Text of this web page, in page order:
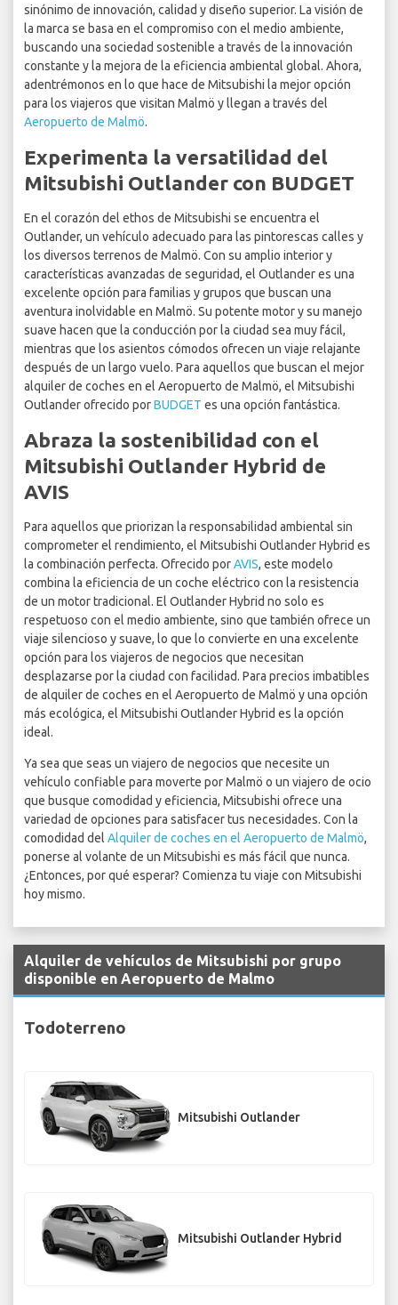
sinónimo de innovación, calidad y diseño superior. La visión de
la marca se basa en el compromiso con el medio ambiente,
buscando una sociedad sostenible a través de la innovación
constante y la mejora de la eficiencia ambiental global. Ahora,
adentrémonos en lo que hace de Mitsubishi la mejor opción
para los viajeros que visitan Malmö y llegan a través del
Aeropuerto de Malmö.
Experimenta la versatilidad del
Mitsubishi Outlander con BUDGET
En el corazón del ethos de Mitsubishi se encuentra el
Outlander, un vehículo adecuado para las pintorescas calles y
los diversos terrenos de Malmö. Con su amplio interior y
características avanzadas de seguridad, el Outlander es una
excelente opción para familias y grupos que buscan una
aventura inolvidable en Malmö. Su potente motor y su manejo
suave hacen que la conducción por la ciudad sea muy fácil,
mientras que los asientos cómodos ofrecen un viaje relajante
después de un largo vuelo. Para aquellos que buscan el mejor
alquiler de coches en el Aeropuerto de Malmö, el Mitsubishi
Outlander ofrecido porBUDGET es una opción fantástica.
Abraza la sostenibilidad con el
Mitsubishi Outlander Hybrid de
AVIS
Para aquellos que priorizan la responsabilidad ambiental sin
comprometer el rendimiento, el Mitsubishi Outlander Hybrid es
la combinación perfecta. Ofrecido porAVIS, este modelo
combina la eficiencia de un coche eléctrico con la resistencia
de un motor tradicional. El Outlander Hybrid no solo es
respetuoso con el medio ambiente, sino que también ofrece un
viaje silencioso y suave, lo que lo convierte en una excelente
opción para los viajeros de negocios que necesitan
desplazarse por la ciudad con facilidad. Para precios imbatibles
de alquiler de coches en el Aeropuerto de Malmö y una opción
más ecológica, el Mitsubishi Outlander Hybrid es la opción
ideal.
Ya sea que seas un viajero de negocios que necesite un
vehículo confiable para moverte por Malmö o un viajero de ocio
que busque comodidad y eficiencia, Mitsubishi ofrece una
variedad de opciones para satisfacer tus necesidades. Con la
comodidad del Alquiler de coches en el Aeropuerto de Malmö,
ponerse al volante de un Mitsubishi es más fácil que nunca.
¿Entonces, por qué esperar? Comienza tu viaje con Mitsubishi
hoy mismo.
Alquiler de vehículos de Mitsubishi por grupo
disponible en Aeropuerto de Malmo
Todoterreno
Mitsubishi Outlander
Mitsubishi Outlander Hybrid